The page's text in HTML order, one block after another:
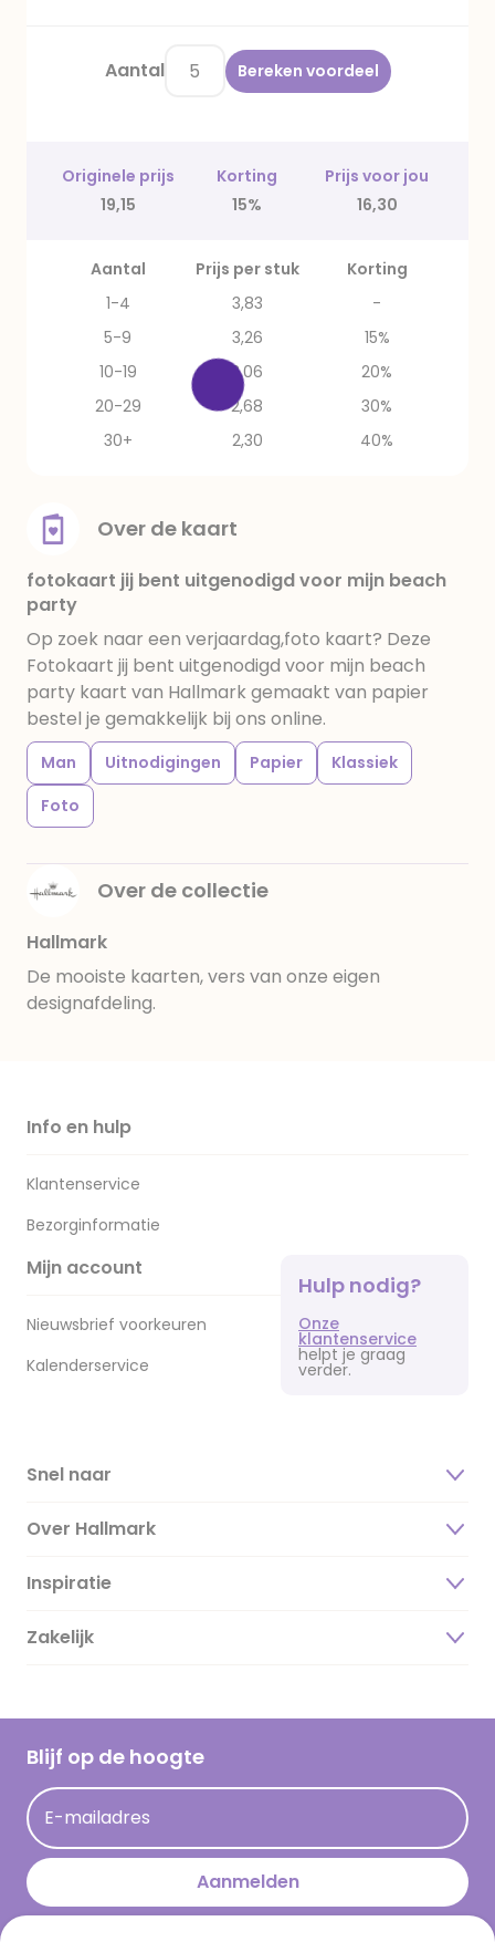
Aantal Bereken voordeel
Originele prijs Korting
Prijs voor jou
19,15
15% 16,30
Aantal Prijs per stuk
Korting
1-4
3,83
-
5-9
3,26
15%
10-19
3,06
20%
20-29
2,68
30%
30+
2,30 40%
Over de kaart
fotokaart jij bent uitgenodigd voor mijn beach
party
Op zoek naar een verjaardag,foto kaart? Deze
Fotokaart jij bent uitgenodigd voor mijn beach
party kaart van Hallmark gemaakt van papier
bestel je gemakkelijk bij ons online.
Man Uitnodigingen Papier
Klassiek
Foto
Over de collectie
Hallmark
De mooiste kaarten, vers van onze eigen
designafdeling.
Info en hulp
Klantenservice
Bezorginformatie
Mijn account
Nieuwsbrief voorkeuren
Kalenderservice
Hulp nodig?
Onze
klantenservice
helpt je graag
verder.
Snel naar
Over Hallmark
Over ons
Duurzaamheid
Hallmark Kaartclub
Acties
Persberichten
Hallmark en Kinderpostzegels
Inspiratie
Magazine
Cadeau inspiratie
Kaartinspiratie
Zakelijk
Blijf op de hoogte
E-mailadres
Aanmelden